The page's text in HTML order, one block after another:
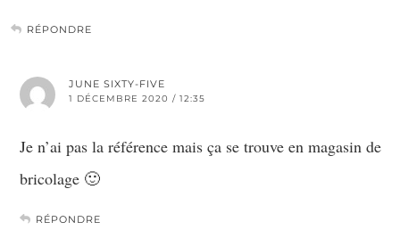
RÉPONDRE
JUNE SIXTY-FIVE
1 DÉCEMBRE 2020 / 12:35
Je n’ai pas la référence mais ça se trouve en magasin de
bricolage 🙂
RÉPONDRE